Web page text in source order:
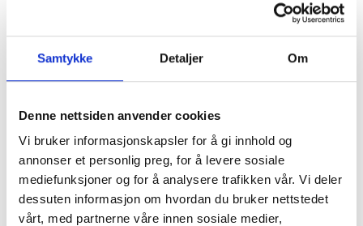
Samtykke Detaljer Om
Denne nettsiden anvender cookies
Vi bruker informasjonskapsler for å gi innhold og
annonser et personlig preg, for å levere sosiale
mediefunksjoner og for å analysere trafikken vår. Vi deler
dessuten informasjon om hvordan du bruker nettstedet
vårt, med partnerne våre innen sosiale medier,
– Den protestantiske arbeidsviljen var
viktig. Nøysomheten. Solidaritet og
rettferdighetssans var både uttalte
politiske verdier og en grunnholdning
blant de voksne i familien.
– Dette er nok noe jeg og kona mi, som
også er fra arbeiderklassen i Namsos, har